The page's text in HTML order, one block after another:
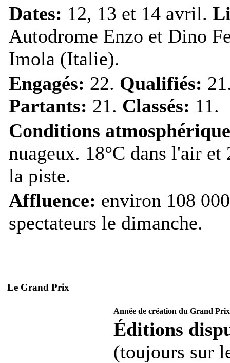
Dates: 12, 13 et 14 avril.
Autodrome Enzo et Dino
Imola (Italie).
Engagés: 22. Qualifiés:
Partants: 21. Classés: 11.
Conditions
nuageux. 18°C dans l'air et
la piste.
Affluence: environ 108 000
spectateurs le dimanche.
Le Grand Prix
Année de création du Grand
Éditions
(toujours sur